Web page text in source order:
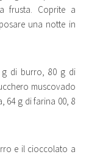
frusta. Coprite a
una notte in
g di burro, 80 g di
muscovado
64 g di farina 00, 8
e il cioccolato a